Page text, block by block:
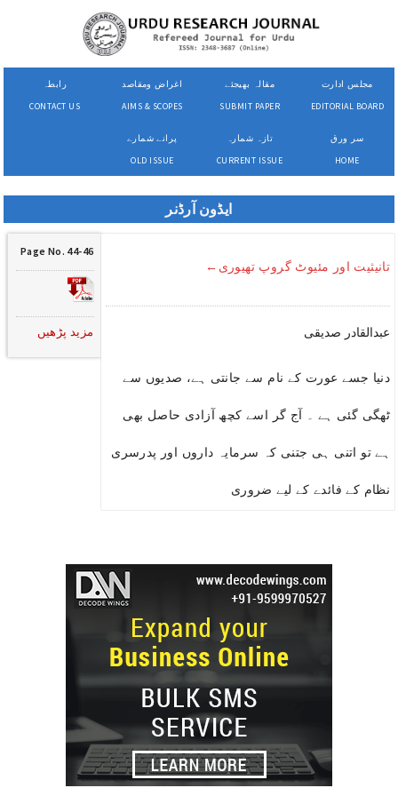
رابطہ
CONTACT US
اغراض ومقاصد
AIMS & SCOPES
مقالہ بھیجئے
SUBMIT PAPER
مجلس ادارت
EDITORIAL BOARD
پرانے شمارے
OLD ISSUE
تازہ شمارہ
CURRENT ISSUE
سر ورق
HOME
ایڈون آرڈنر
تانیثیت اور مئیوٹ گروپ تھیوری←
عبدالقادر صدیقی
دنیا جسے عورت کے نام سے جانتی ہے، صدیوں سے
ٹھگی گئی ہے ۔ آج گر اسے کچھ آزادی حاصل بھی
ہے تو اتنی ہی جتنی کہ سرمایہ داروں اور پدرسری
نظام کے فائدے کے لیے ضروری
Page No. 44-46
مزید پڑھیں